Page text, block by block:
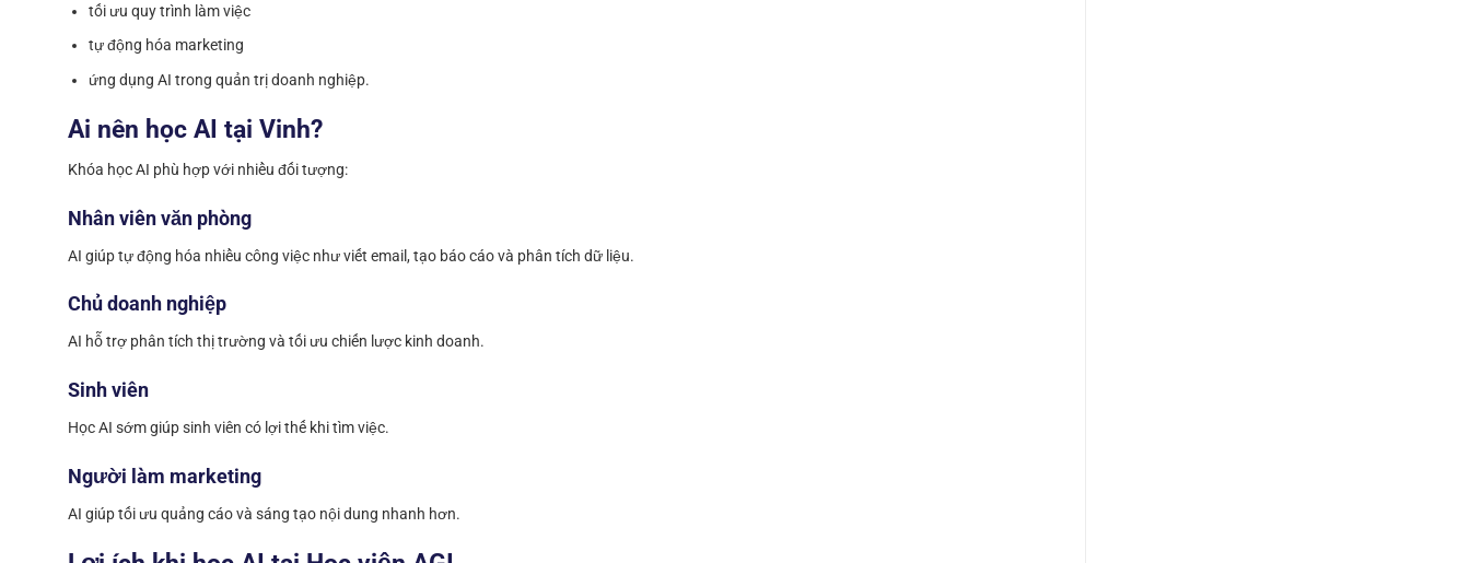
tối ưu quy trình làm việc
tự động hóa marketing
ứng dụng AI trong quản trị doanh nghiệp.
Ai nên học AI tại Vinh?
Khóa học AI phù hợp với nhiều đối tượng:
Nhân viên văn phòng
AI giúp tự động hóa nhiều công việc như viết email, tạo báo cáo và phân tích dữ liệu.
Chủ doanh nghiệp
AI hỗ trợ phân tích thị trường và tối ưu chiến lược kinh doanh.
Sinh viên
Học AI sớm giúp sinh viên có lợi thế khi tìm việc.
Người làm marketing
AI giúp tối ưu quảng cáo và sáng tạo nội dung nhanh hơn.